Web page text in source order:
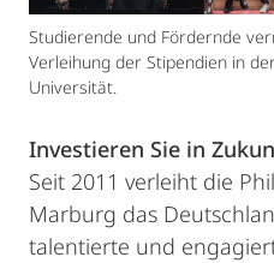
Studierende und Fördernde
Verleihung der Stipendien in
Universität.
Investieren Sie in
Seit 2011 verleiht die
Marburg das
talentierte und